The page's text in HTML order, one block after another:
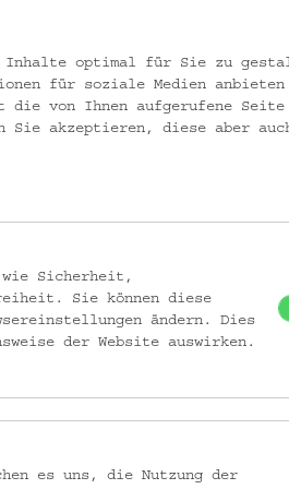
Inhalte optimal für Sie zu
für soziale Medien anbieten
die von Ihnen aufgerufene Seite
Sie akzeptieren, diese aber
wie Sicherheit,
Sie können diese
ändern. Dies
der Website auswirken.
es uns, die Nutzung der